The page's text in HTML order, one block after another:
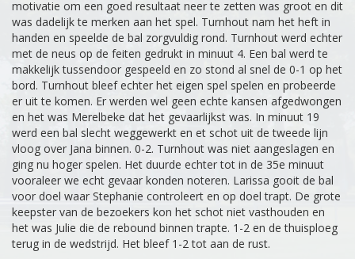
motivatie om een goed resultaat neer te zetten was groot en dit
was dadelijk te merken aan het spel. Turnhout nam het heft in
handen en speelde de bal zorgvuldig rond. Turnhout werd echter
met de neus op de feiten gedrukt in minuut 4. Een bal werd te
makkelijk tussendoor gespeeld en zo stond al snel de 0-1 op het
bord. Turnhout bleef echter het eigen spel spelen en probeerde
er uit te komen. Er werden wel geen echte kansen afgedwongen
en het was Merelbeke dat het gevaarlijkst was. In minuut 19
werd een bal slecht weggewerkt en et schot uit de tweede lijn
vloog over Jana binnen. 0-2. Turnhout was niet aangeslagen en
ging nu hoger spelen. Het duurde echter tot in de 35e minuut
vooraleer we echt gevaar konden noteren. Larissa gooit de bal
voor doel waar Stephanie controleert en op doel trapt. De grote
keepster van de bezoekers kon het schot niet vasthouden en
het was Julie die de rebound binnen trapte. 1-2 en de thuisploeg
terug in de wedstrijd. Het bleef 1-2 tot aan de rust.